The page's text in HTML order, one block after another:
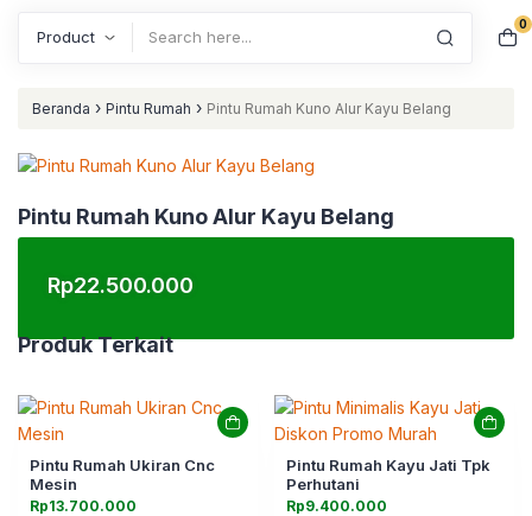
0
Beranda › Pintu Rumah › Pintu Rumah Kuno Alur Kayu Belang
Pintu Rumah Kuno Alur Kayu Belang
Rp22.500.000
Produk Terkait
Pintu Rumah Ukiran Cnc
Mesin
Rp13.700.000
Pintu Rumah Kayu Jati Tpk
Perhutani
Rp9.400.000